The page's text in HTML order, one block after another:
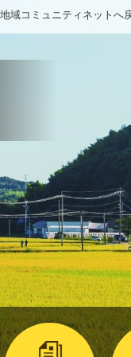
域コミュニティネットへ